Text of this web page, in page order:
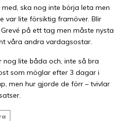
med, ska nog inte börja leta men
var lite försiktig framöver. Blir
på ett tag men måste nysta
våra andra vardagsostar.
nog lite båda och, inte så bra
som möglar efter 3 dagar i
men hur gjorde de förr – tvivlar